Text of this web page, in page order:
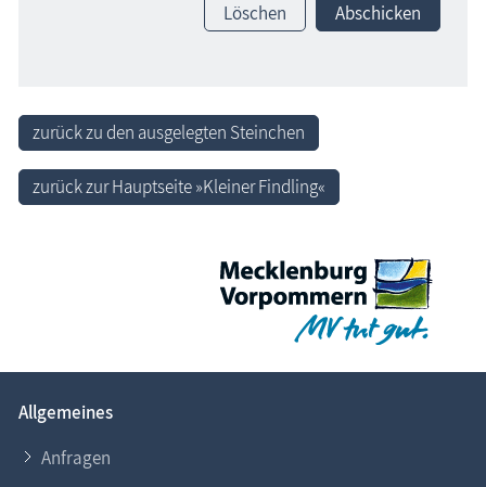
Löschen
Abschicken
zurück zu den ausgelegten Steinchen
zurück zur Hauptseite »Kleiner Findling«
Allgemeines
Anfragen